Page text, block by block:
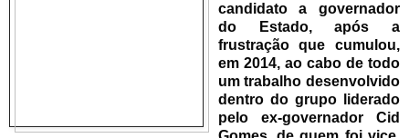
candidato a governador
do Estado, após a
frustração que cumulou,
em 2014, ao cabo de todo
um trabalho desenvolvido
dentro do grupo liderado
pelo ex-governador Cid